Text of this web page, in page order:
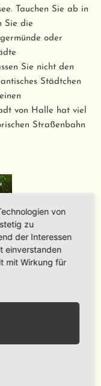
Tauchen Sie ab in
Sie die
oder
Sie nicht den
Städtchen
von Halle hat viel
Straßenbahn
von
zu
der Interessen
einverstanden
mit Wirkung für